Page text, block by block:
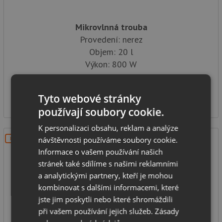
Mikrovlnná trouba
Provedení: nerez
Objem: 20 l
Výkon: 800 W
6 499 Kč
DOPRAVA ZDARMA
Concept MTV3125 SINFONIA
Tyto webové stránky
používají soubory cookie.
K personalizaci obsahu, reklam a analýze
návštěvnosti používáme soubory cookie.
Informace o vašem používání našich
stránek také sdílíme s našimi reklamními
a analytickými partnery, kteří je mohou
kombinovat s dalšími informacemi, které
jste jim poskytli nebo které shromáždili
při vašem používání jejich služeb.Zásady